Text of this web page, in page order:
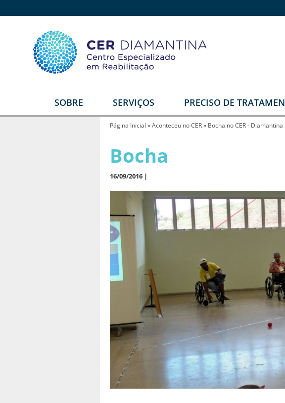
SOBRE
Video institucional
SERVIÇOS
Reabilitação Física
Estomia
Reabilitação Intelectual
Reabilitação Visual
Serviços Diferenciais
Reabilitação
Urológica
Ambulatório
de
Botulínica
Pediasuit
Esporte-
Odontologia
Cinoterapia
Triagem
Auditiva
Neonatal
Órtese e Prótese
PRECISO DE
Página Inicial »Aconteceu no CER» Bocha no CER - Diamantina
Bocha
16/09/2016 |